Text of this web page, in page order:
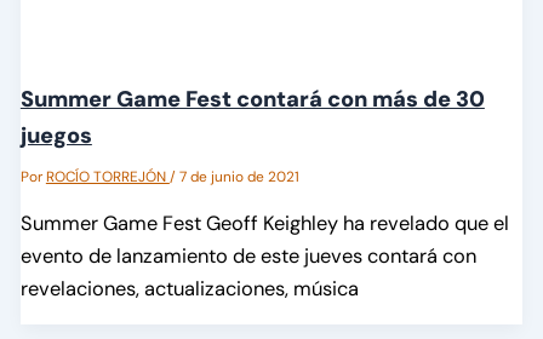
Summer Game Fest contará con más de 30
juegos
PorROCÍO TORREJÓN/7 de junio de 2021
Summer Game Fest Geoff Keighley ha revelado que el
evento de lanzamiento de este jueves contará con
revelaciones, actualizaciones, música